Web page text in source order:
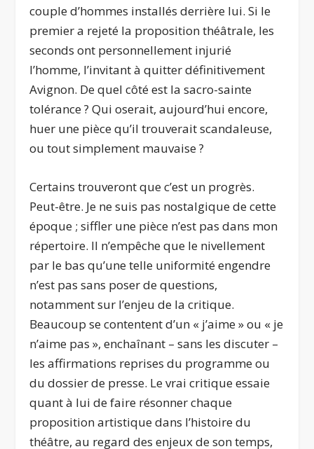
couple d’hommes installés derrière lui. Si le
premier a rejeté la proposition théâtrale, les
seconds ont personnellement injurié
l’homme, l’invitant à quitter définitivement
Avignon. De quel côté est la sacro-sainte
tolérance ? Qui oserait, aujourd’hui encore,
huer une pièce qu’il trouverait scandaleuse,
ou tout simplement mauvaise ?
Certains trouveront que c’est un progrès.
Peut-être. Je ne suis pas nostalgique de cette
époque ; siffler une pièce n’est pas dans mon
répertoire. Il n’empêche que le nivellement
par le bas qu’une telle uniformité engendre
n’est pas sans poser de questions,
notamment sur l’enjeu de la critique.
Beaucoup se contentent d’un « j’aime » ou « je
n’aime pas », enchaînant – sans les discuter –
les affirmations reprises du programme ou
du dossier de presse. Le vrai critique essaie
quant à lui de faire résonner chaque
proposition artistique dans l’histoire du
théâtre, au regard des enjeux de son temps,